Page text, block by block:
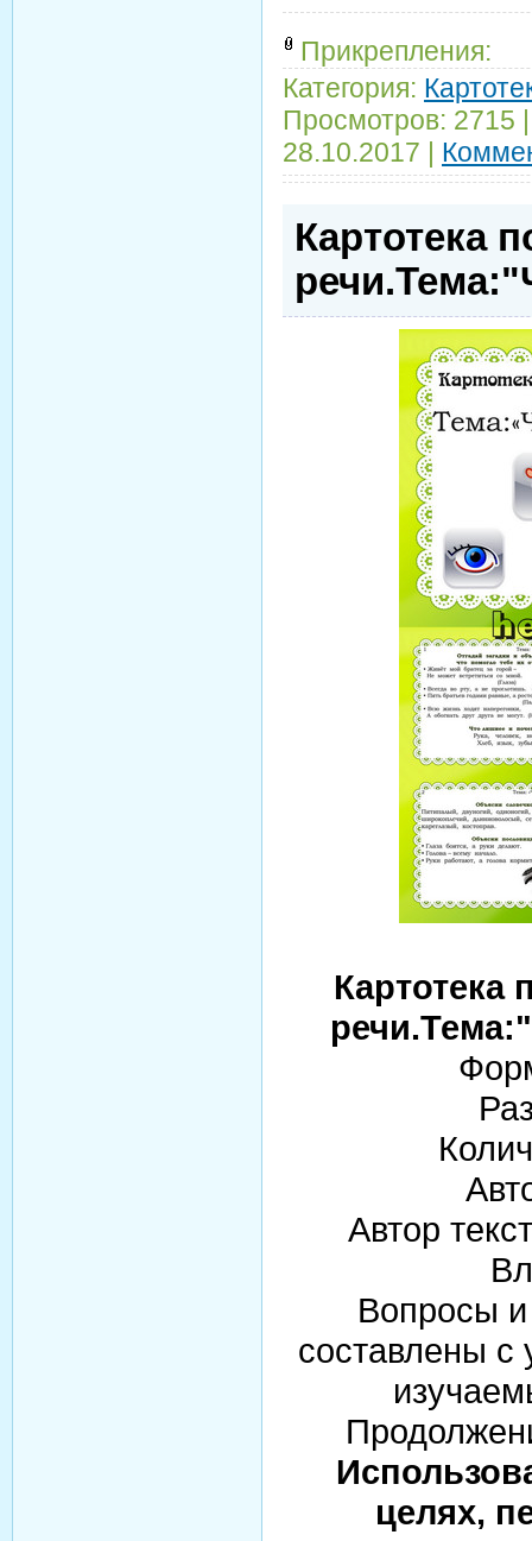
Прикрепления:
Категория:
Просмотров: 2715
28.10.2017
Картотека
Картотека
Автор
Вопросы и
составлены с
целях,